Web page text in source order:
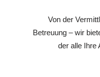
Von der
Betreuung – wir
der alle Ihre